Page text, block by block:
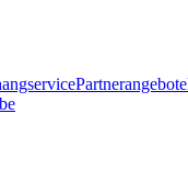
Partnerangebote